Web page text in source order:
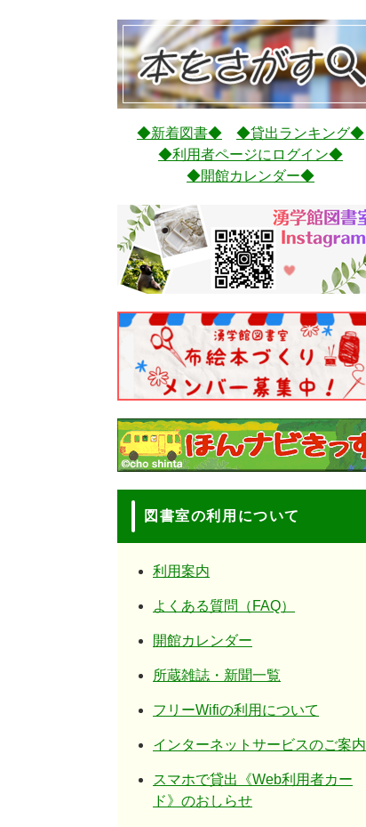
◆新着図書◆
◆貸出ランキング◆
◆利用者ページにログイン◆
◆開館カレンダー◆
図書室の利用について
利用案内
よくある質問（FAQ）
開館カレンダー
所蔵雑誌・新聞一覧
フリーWifiの利用について
インターネットサービスのご案内
スマホで貸出《Web利用者カー
ド》のおしらせ